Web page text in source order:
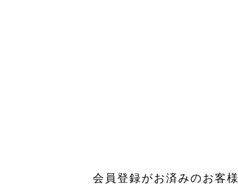
会員登録がお済みのお客様